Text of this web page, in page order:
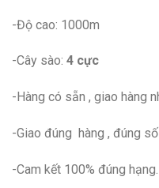
-Độ cao: 1000m
-Cây sào: 4 cực
-Hàng có sẵn , giao hàng
-Giao đúng hàng , đúng
-Cam kết 100% đúng hạng.